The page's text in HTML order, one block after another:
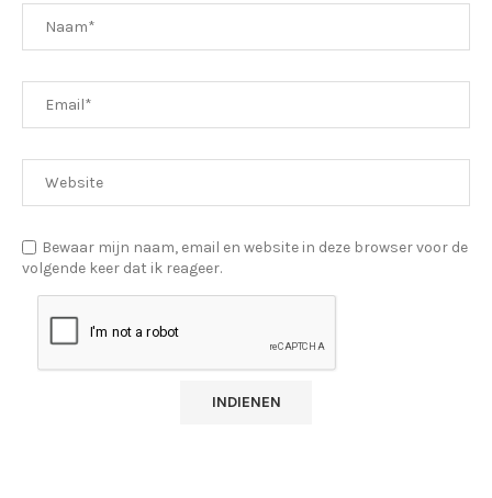
Bewaar mijn naam, email en website in deze browser voor de
volgende keer dat ik reageer.